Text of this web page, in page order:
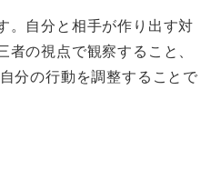
。自分と相手が作り出す対
者の視点で観察すること、
分の行動を調整することで